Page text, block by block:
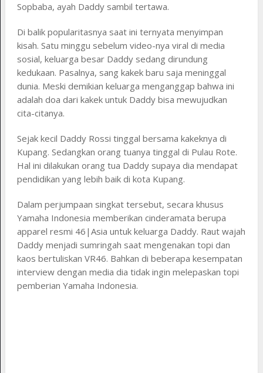
Sopbaba, ayah Daddy sambil tertawa.
Di balik popularitasnya saat ini ternyata menyimpan
kisah. Satu minggu sebelum video-nya viral di media
sosial, keluarga besar Daddy sedang dirundung
kedukaan. Pasalnya, sang kakek baru saja meninggal
dunia. Meski demikian keluarga menganggap bahwa ini
adalah doa dari kakek untuk Daddy bisa mewujudkan
cita-citanya.
Sejak kecil Daddy Rossi tinggal bersama kakeknya di
Kupang. Sedangkan orang tuanya tinggal di Pulau Rote.
Hal ini dilakukan orang tua Daddy supaya dia mendapat
pendidikan yang lebih baik di kota Kupang.
Dalam perjumpaan singkat tersebut, secara khusus
Yamaha Indonesia memberikan cinderamata berupa
apparel resmi 46|Asia untuk keluarga Daddy. Raut wajah
Daddy menjadi sumringah saat mengenakan topi dan
kaos bertuliskan VR46. Bahkan di beberapa kesempatan
interview dengan media dia tidak ingin melepaskan topi
pemberian Yamaha Indonesia.